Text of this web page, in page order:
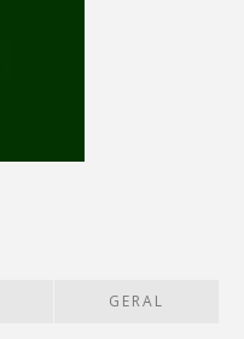
GERAL